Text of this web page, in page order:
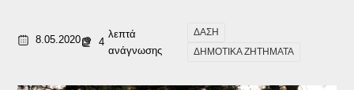
8.05.2020 4
λεπτά
ανάγνωσης
ΔΑΣΗ
ΔΗΜΟΤΙΚΑ ΖΗΤΗΜΑΤΑ